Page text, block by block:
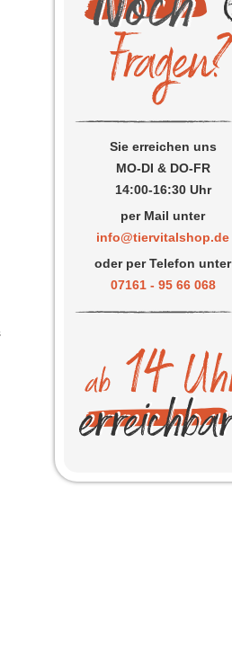
Sie erreichen uns
MO-DI & DO-FR
14:00-16:30 Uhr
per Mail unter
info@tiervitalshop.de
oder per Telefon unter
07161 - 95 66 068